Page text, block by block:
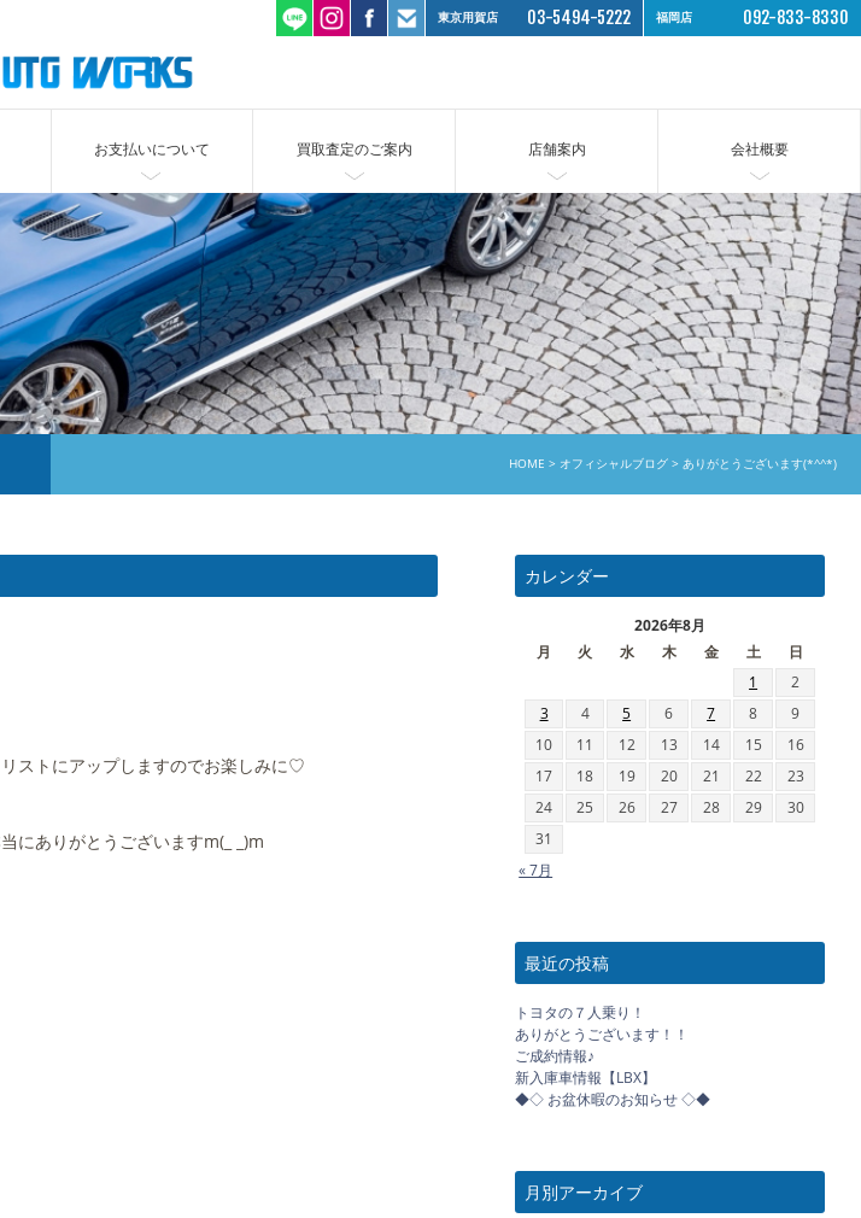
東京用賀店 03-5494-5222 福岡店 092-833-8330
お支払いについて 買取査定のご案内 店舗案内 会社概要
HOME オフィシャルブログ ありがとうございます(*^^*)
ストにアップしますのでお楽しみに♡
にありがとうございますm(_ _)m
カレンダー
2026年8月
月
火 水 木 金 土
日
1
2
3
4 5 6 7 8
9
10
11 12 13 14 15
16
17
18 19 20 21 22
23
24
25 26 27 28 29
30
31
« 7月
最近の投稿
トヨタの７人乗り！
ありがとうございます！！
ご成約情報♪
新入庫車情報【LBX】
◆◇ お盆休暇のお知らせ ◇◆
月別アーカイブ